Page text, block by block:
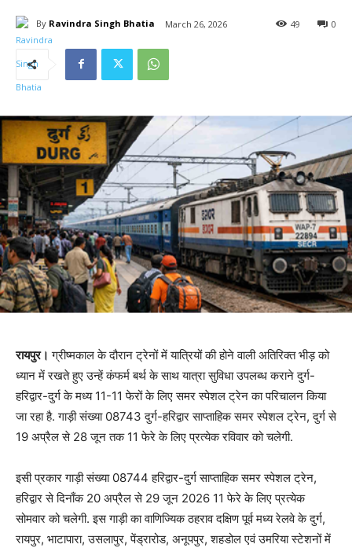
By Ravindra Singh Bhatia March 26, 2026 0
49
रायपुर। ग्रीष्मकाल के दौरान ट्रेनों में यात्रियों की होने वाली अतिरिक्त भीड़ को
ध्यान में रखते हुए उन्हें कंफर्म बर्थ के साथ यात्रा सुविधा उपलब्ध कराने दुर्ग-
हरिद्वार-दुर्ग के मध्य 11-11 फेरों के लिए समर स्पेशल ट्रेन का परिचालन किया
जा रहा है. गाड़ी संख्या 08743 दुर्ग-हरिद्वार साप्ताहिक समर स्पेशल ट्रेन, दुर्ग से
19 अप्रैल से 28 जून तक 11 फेरे के लिए प्रत्येक रविवार को चलेगी.
इसी प्रकार गाड़ी संख्या 08744 हरिद्वार-दुर्ग साप्ताहिक समर स्पेशल ट्रेन,
हरिद्वार से दिनाँक 20 अप्रैल से 29 जून 2026 11 फेरे के लिए प्रत्येक
सोमवार को चलेगी. इस गाड़ी का वाणिज्यिक ठहराव दक्षिण पूर्व मध्य रेलवे के दुर्ग,
रायपुर, भाटापारा, उसलापुर, पेंड्रारोड, अनूपपुर, शहडोल एवं उमरिया स्टेशनों में